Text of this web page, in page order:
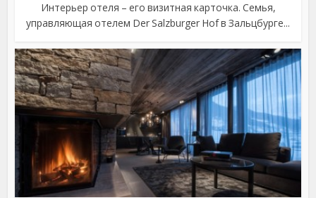
Интерьер отеля – его визитная карточка. Семья,
управляющая отелем Der Salzburger Hof в Зальцбурге...